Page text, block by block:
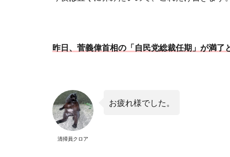
昨日、菅義偉首相の「自民党総裁任期」が満了
清掃員クロア
お疲れ様でした。